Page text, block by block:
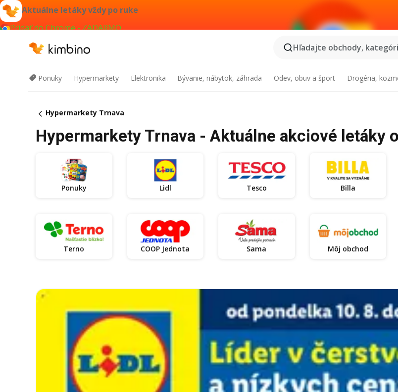
Aktuálne letáky vždy po ruke
Pridať do Chrome - ZADARMO
Hľadajte obchody,
Ponuky Hypermarkety Elektronika Bývanie, nábytok, záhrada Odev, obuv a šport Drogéria,
Hypermarkety Trnava
Hypermarkety Trnava - Aktuálne akciové letáky
Ponuky Lidl Tesco Billa
Terno COOP Jednota Sama Môj obchod